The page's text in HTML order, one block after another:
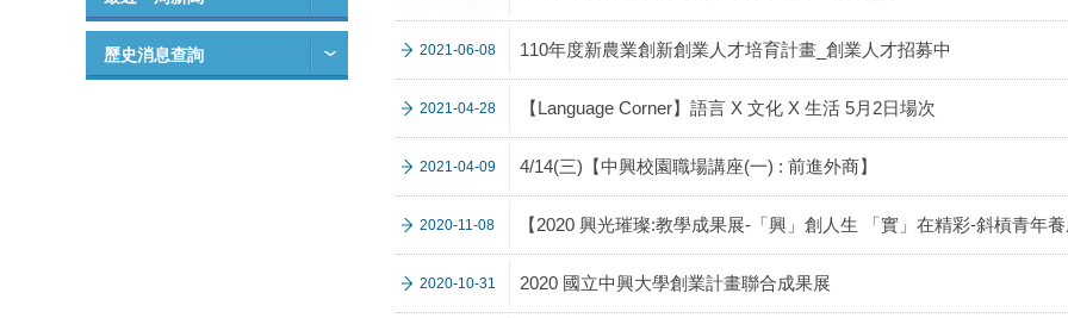
歷史消息查詢 2021-06-08 110年度新農業創新創業人才培育計畫_創業人才招募中
2021-04-28 【Language Corner】語言 X 文化 X 生活 5月2日場次
2021-04-09 4/14(三)【中興校園職場講座(一) : 前進外商】
2020-11-08 【2020 興光璀璨:教學成果展-「興」創人生 「實」在精彩-斜槓青年養
2020-10-31 2020 國立中興大學創業計畫聯合成果展